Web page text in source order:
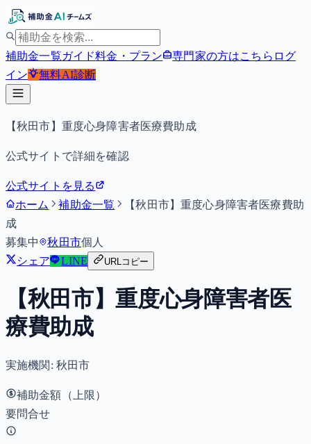
補助金一覧ガイド料金・プラン 専門家の方はこちら ログ
イン
無料AI診断
【秋田市】重度心身障害者医療費助成
公式サイトで詳細を確認
公式サイトを見る
ホーム
補助金一覧
【秋田市】重度心身障害者医療費助
成
募集中
秋田市個人
シェア
LINE URLコピー
【秋田市】重度心身障害者医
療費助成
実施機関: 秋田市
補助金額（上限）
要問合せ